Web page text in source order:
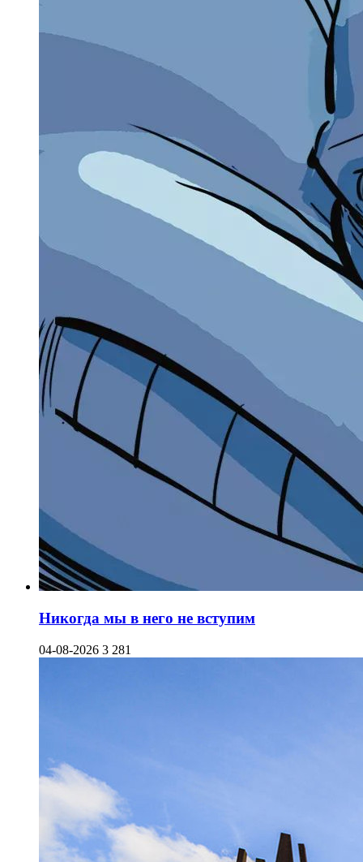
Никогда мы в него не вступим
04-08-2026 3 281